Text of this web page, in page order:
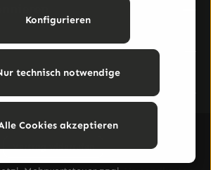
technisch notwendige
Konfigurieren
Cookies akzeptieren